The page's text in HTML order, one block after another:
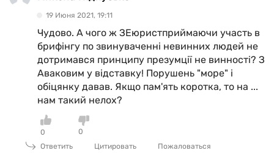
19 Июня 2021, 19:11
Чудово. А чого ж ЗЕюристприймаючи участь в
брифінгу по звинуваченні невинних людей не
дотримався принципу презумції не винності? З
Аваковим у відставку! Порушень "море" і
обіцянку давав. Якщо пам'ять коротка, то на ...
нам такий нелох?
0
0
Ответить
Цитировать Пожаловаться